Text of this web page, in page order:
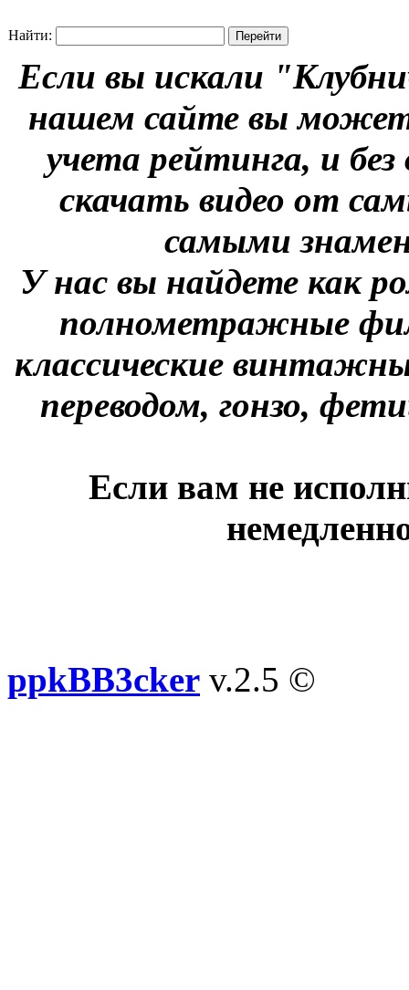
Найти:
Если вы искали
нашем сайте вы
учета рейтинга, и
скачать видео от
самыми
У нас вы найдете как
полнометражные
классические
переводом, гонзо,
Если вам не
ppkBB3cker v.2.5 ©